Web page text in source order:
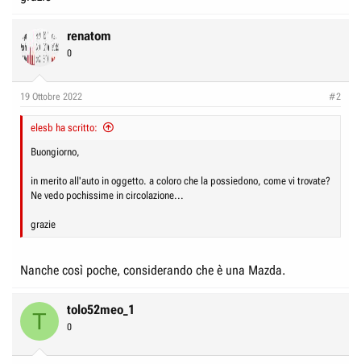
o
e
renatom
0
19 Ottobre 2022 #2
elesb ha scritto:
Buongiorno,
in merito all'auto in oggetto. a coloro che la possiedono, come vi trovate?
Ne vedo pochissime in circolazione...
grazie
Nanche così poche, considerando che è una Mazda.
T tolo52meo_1
0